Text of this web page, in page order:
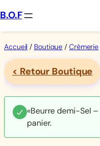
Aller
au
contenu
B.O.F
Accueil / Boutique / Crèmerie
< Retour Boutique
«Beurre demi-Sel
panier.